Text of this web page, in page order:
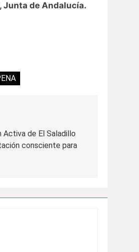
Junta de Andalucía.
Activa de El Saladillo
consciente para